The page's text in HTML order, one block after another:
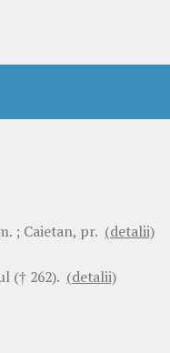
; Caietan, pr. (detalii)
(† 262). (detalii)